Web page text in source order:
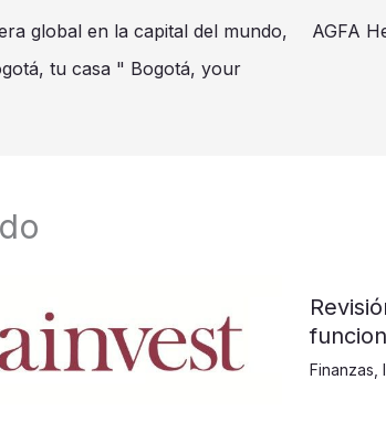
global en la capital del mundo,
tu casa " Bogotá, your
AGFA
Finanzas